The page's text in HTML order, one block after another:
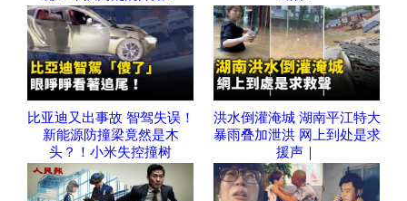
比亚迪又出事故 智驾失误！
新能源防撞梁竟然是木
头？！小米失控撞树
洪水倒灌淹城 湖南平江特大
暴雨叠加泄洪 网上到处是求
援声｜